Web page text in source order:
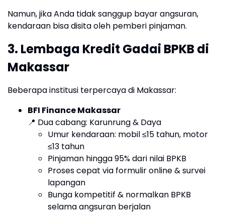
Namun, jika Anda tidak sanggup bayar angsuran,
kendaraan bisa disita oleh pemberi pinjaman.
3. Lembaga Kredit Gadai BPKB di
Makassar
Beberapa institusi terpercaya di Makassar:
BFI Finance Makassar
📍 Dua cabang: Karunrung & Daya
Umur kendaraan: mobil ≤15 tahun, motor
≤13 tahun
Pinjaman hingga 95% dari nilai BPKB
Proses cepat via formulir online & survei
lapangan
Bunga kompetitif & normalkan BPKB
selama angsuran berjalan